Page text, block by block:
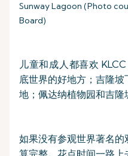
Sunway Lagoon (Photo
Board)
儿童和成人都喜欢
底世界的好地方；吉隆
地；佩达纳植物园和吉隆
如果没有参观世界著名
算完整。花点时间一路